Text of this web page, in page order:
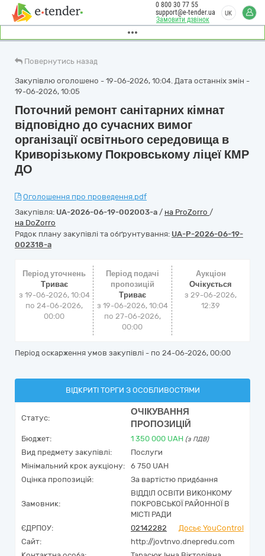
Замовити дзвінок
0 800 30 77 55
support@e-tender.ua
UK
Повернутись назад
Закупівлю оголошено - 19-06-2026, 10:04. Дата останніх змін -
19-06-2026, 10:05
Поточний ремонт санітарних кімнат
відповідно до сучасних вимог
організації освітнього середовища в
Криворізькому Покровському ліцеї КМР
ДО
Оголошення про проведення.pdf
Закупівля: UA-2026-06-19-002003-a / на ProZorro /
на DoZorro
Рядок плану закупівлі та обґрунтування: UA-P-2026-06-19-
002318-a
Період уточнень
Триває
з 19-06-2026, 10:04
по 24-06-2026,
00:00
Період подачі
пропозицій
Триває
з 19-06-2026, 10:04
по 27-06-2026,
00:00
Аукціон
Очікується
з29-06-2026,
12:39
Період оскарження умов закупівлі - по 24-06-2026, 00:00
ВІДКРИТІ ТОРГИ З ОСОБЛИВОСТЯМИ
Статус:
ОЧІКУВАННЯ
ПРОПОЗИЦІЙ
Бюджет: 1 350 000 UAH (з ПДВ)
Вид предмету закупівлі:
Послуги
Мінімальний крок аукціону:
6 750 UAH
Оцінка пропозицій:
За вартістю придбання
Замовник:
ВІДДІЛ ОСВІТИ ВИКОНКОМУ
ПОКРОВСЬКОЇ РАЙОННОЇ В
МІСТІ РАДИ
ЄДРПОУ:
02142282
Досьє YouControl
Сайт:
http://jovtnvo.dnepredu.com